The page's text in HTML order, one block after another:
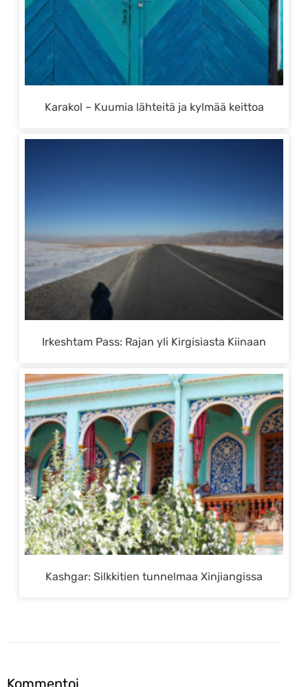
Karakol – Kuumia lähteitä ja kylmää keittoa
Irkeshtam Pass: Rajan yli Kirgisiasta Kiinaan
Kashgar: Silkkitien tunnelmaa Xinjiangissa
Kommentoi